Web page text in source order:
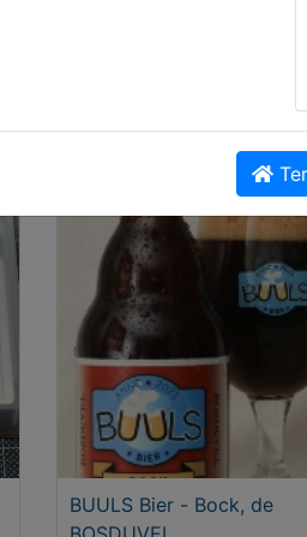
CDROM drive SAMSUNG
BUULS Bier - Bock, de